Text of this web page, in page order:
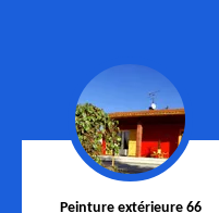
Peinture extérieure 66